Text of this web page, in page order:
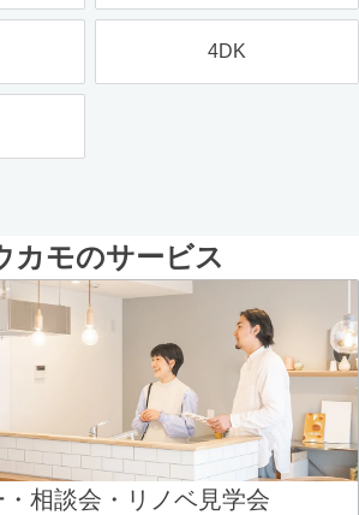
4DK
カモのサービス
・相談会・リノベ見学会